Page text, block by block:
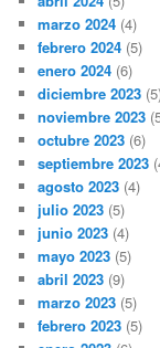
marzo 2024 (4)
febrero 2024 (5)
enero 2024 (6)
diciembre 2023
noviembre 2023
octubre 2023 (6)
septiembre 2023
agosto 2023 (4)
julio 2023 (5)
junio 2023 (4)
mayo 2023 (5)
abril 2023 (9)
marzo 2023 (5)
febrero 2023 (5)